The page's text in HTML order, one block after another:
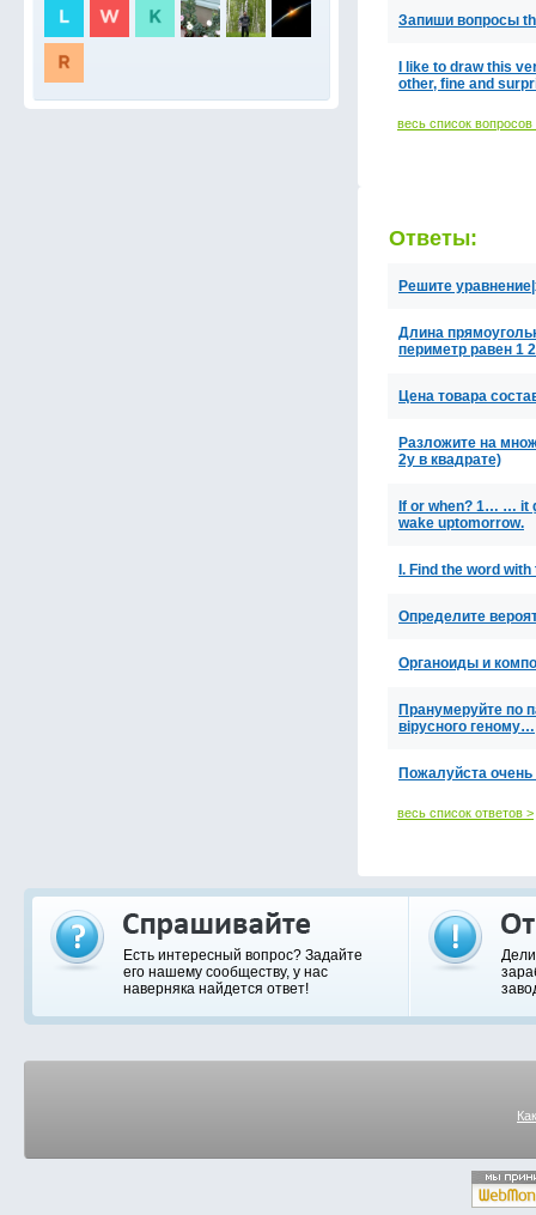
Запиши вопросы
I like to draw this
other, fine and
весь список вопросов
Ответы:
Решите
Длина
периметр равен 1
Цена товара
Разложите на
2y в квадрате)
If or when? 1… …
wake uptomorrow.
I. Find the word
Определите
Органоиды и
Пранумеруйте по
вірусного геному…
Пожалуйста
весь список ответов >
Есть интересный вопрос? Задайте
его нашему сообществу, у нас
наверняка найдется ответ!